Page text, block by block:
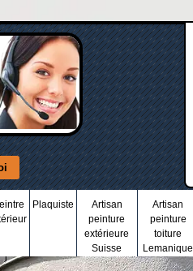
Plaquiste
Artisan
peinture
extérieure
Suisse
Artisan
peinture
toiture
Lemanique